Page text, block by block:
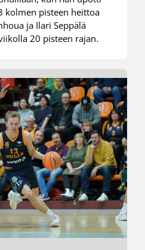
kolmen pisteen heittoa
ja Ilari Seppälä
20 pisteen rajan.